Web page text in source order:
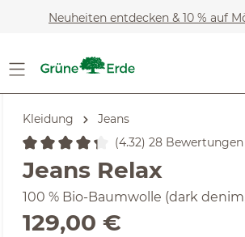
Zum Hauptinhalt springen
Neuheiten entdecken & 10 % auf
Kleidung Jeans
Durchschnittliche Bewertung von 4.32
(4.32) 28 Bewertungen
Jeans Relax
100 % Bio-Baumwolle (dark
Regulärer Preis:
129,00 €